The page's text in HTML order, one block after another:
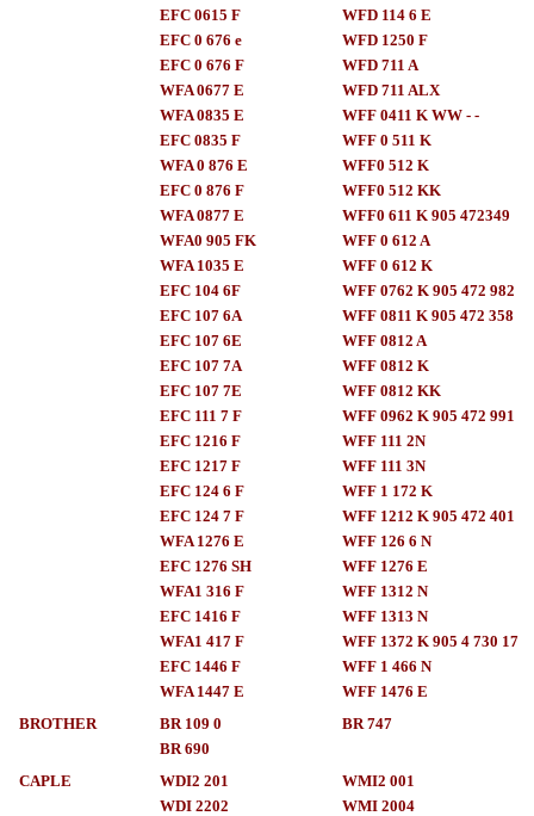
EFC 0615 F
EFC 0 676 e
EFC 0 676 F
WFA 0677 E
WFA 0835 E
EFC 0835 F
WFA 0 876 E
EFC 0 876 F
WFA 0877 E
WFA0 905 FK
WFA 1035 E
EFC 104 6F
EFC 107 6A
EFC 107 6E
EFC 107 7A
EFC 107 7E
EFC 111 7 F
EFC 1216 F
EFC 1217 F
EFC 124 6 F
EFC 124 7 F
WFA 1276 E
EFC 1276 SH
WFA1 316 F
EFC 1416 F
WFA1 417 F
EFC 1446 F
WFA 1447 E
WFD 114 6 E
WFD 1250 F
WFD 711 A
WFD 711 ALX
WFF 0411 K WW - -
WFF 0 511 K
WFF0 512 K
WFF0 512 KK
WFF0 611 K 905 472349
WFF 0 612 A
WFF 0 612 K
WFF 0762 K 905 472 982
WFF 0811 K 905 472 358
WFF 0812 A
WFF 0812 K
WFF 0812 KK
WFF 0962 K 905 472 991
WFF 111 2N
WFF 111 3N
WFF 1 172 K
WFF 1212 K 905 472 401
WFF 126 6 N
WFF 1276 E
WFF 1312 N
WFF 1313 N
WFF 1372 K 905 4 730 17
WFF 1 466 N
WFF 1476 E
BROTHER
BR 109 0
BR 690
BR 747
CAPLE
WDI2 201
WDI 2202
WMI2 001
WMI 2004